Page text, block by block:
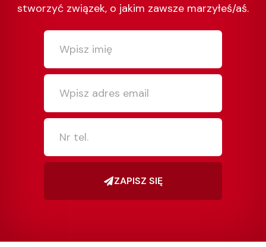
stworzyć związek, o jakim zawsze marzyłeś/aś.
ZAPISZ SIĘ